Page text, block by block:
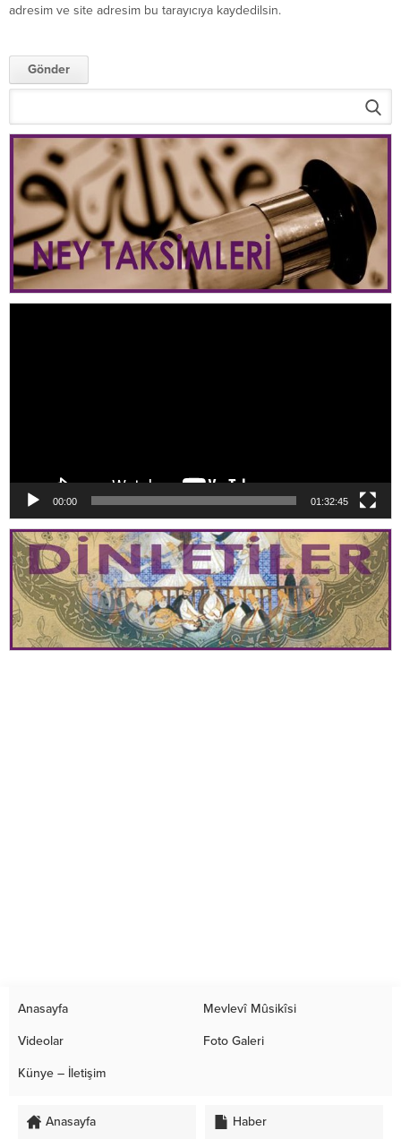
adresim ve site adresim bu tarayıcıya kaydedilsin.
00:00 01:32:45
Anasayfa Mevlevî Mûsikîsi
Videolar Foto Galeri
Künye – İletişim
Anasayfa Haber